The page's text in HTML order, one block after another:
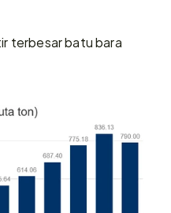
terbesar batu bara